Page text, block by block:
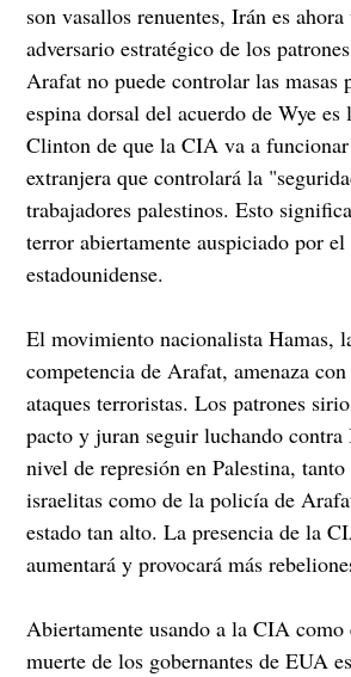
son vasallos renuentes, Irán es
adversario estratégico de los
Arafat no puede controlar las masas
espina dorsal del acuerdo de Wye es
Clinton de que la CIA va a
extranjera que controlará la
trabajadores palestinos. Esto
terror abiertamente auspiciado por
estadounidense.
El movimiento nacionalista Hamas,
competencia de Arafat, amenaza
ataques terroristas. Los patrones
pacto y juran seguir luchando
nivel de represión en Palestina,
israelitas como de la policía de
estado tan alto. La presencia de la
aumentará y provocará más
Abiertamente usando a la CIA como
muerte de los gobernantes de EUA